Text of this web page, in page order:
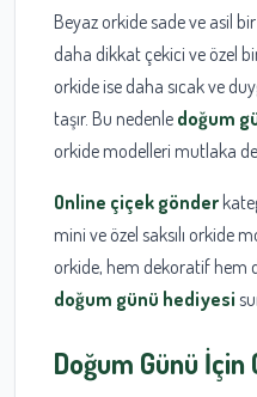
Beyaz orkide sade ve asil
daha dikkat çekici ve özel
orkide ise daha sıcak ve
taşır. Bu nedenle doğum
orkide modelleri mutlaka
Online çiçek gönder
mini ve özel saksılı orkide
orkide, hem dekoratif hem
doğum günü hediyesi
Doğum Günü